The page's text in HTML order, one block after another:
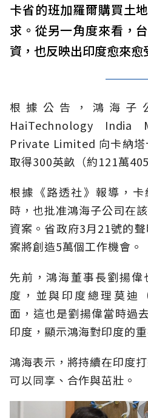
卡省的班加羅爾購買土
求。從另一角度來看，
資，也反映出印度愈來愈
根據公告，鴻海子
HaiTechnology India
Private Limited 向卡納塔
取得300英畝（約121萬
根據《路透社》報導，
時，也批准鴻海子公司在
資案。省政府3月21號的
案將創造5萬個工作機會。
先前，鴻海董事長劉揚
度，並與印度總理莫迪
面，這也是劉揚偉當時過
印度，顯示鴻海對印度的重
鴻海表示，將持續在印度
可以同享、合作與茁壯。